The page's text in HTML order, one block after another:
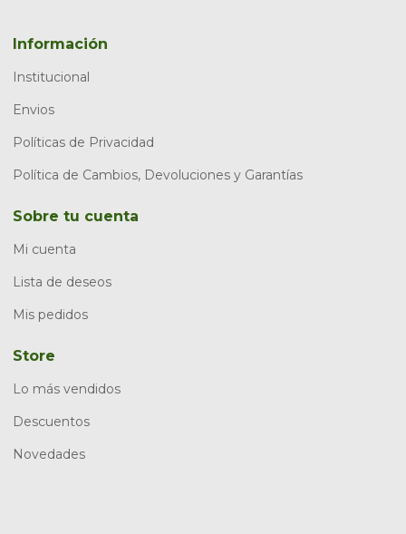
Información
Institucional
Envios
Políticas de Privacidad
Política de Cambios, Devoluciones y Garantías
Sobre tu cuenta
Mi cuenta
Lista de deseos
Mis pedidos
Store
Lo más vendidos
Descuentos
Novedades